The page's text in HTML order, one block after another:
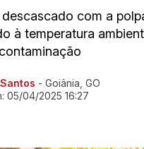
com a
à temperatura
- Goiânia, GO
05/04/2025 16:27